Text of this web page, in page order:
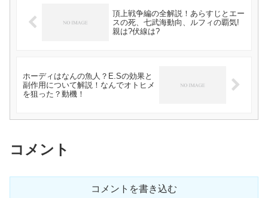
頂上戦争編の全解説！あらすじとエー
スの死、七武海動向、ルフィの覇気!
親は?伏線は?
ホーディはなんの魚人？E.Sの効果と
副作用について解説！なんでオトヒメ
を狙った？動機！
コメント
コメントを書き込む